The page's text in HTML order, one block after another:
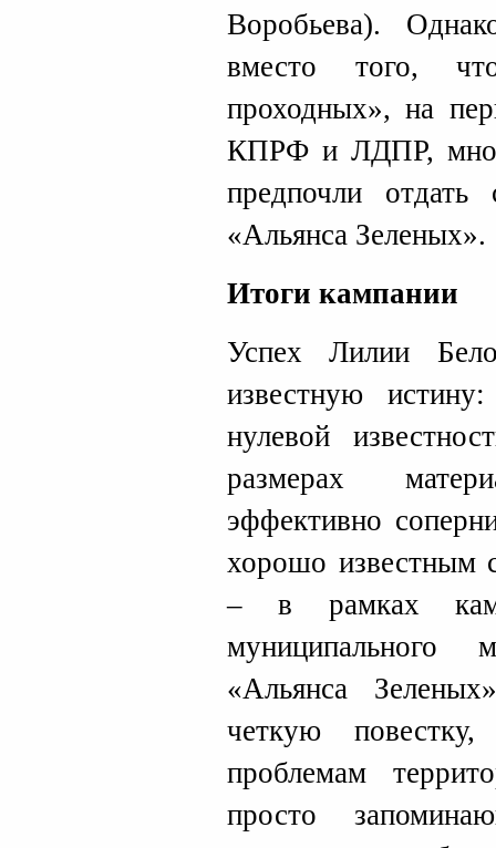
Воробьева).
вместо того,
проходных», на
КПРФ и ЛДПР,
предпочли
«Альянса Зеленых».
Итоги кампании
Успех Лилии
известную
нулевой
размерах
эффективно
хорошо известным
– в рамках
муниципального
«Альянса
четкую
проблемам
просто